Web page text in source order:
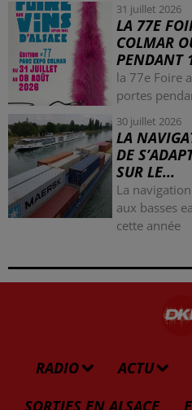
31 juillet 2026
LA 77E
COLMAR
PENDANT
la 77e Foire
portes
30 juillet 2026
LA
DE
SUR LE...
La
aux basses
cette année
RADIO ACTU
SORTIES EN ALSACE